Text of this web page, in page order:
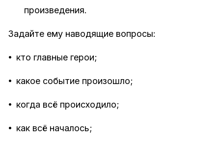
произведения.
Задайте ему наводящие вопросы:
• кто главные герои;
• какое событие произошло;
• когда всё происходило;
• как всё началось;